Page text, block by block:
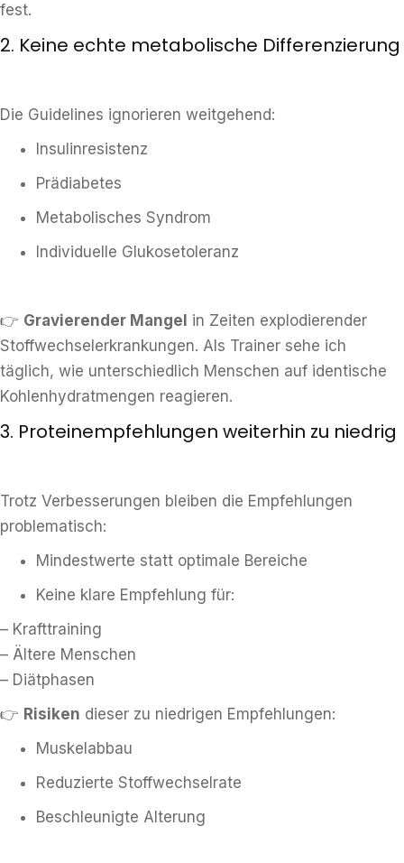
fest.
2. Keine echte metabolische Differenzierung
Die Guidelines ignorieren weitgehend:
Insulinresistenz
Prädiabetes
Metabolisches Syndrom
Individuelle Glukosetoleranz
👉 Gravierender Mangel in Zeiten explodierender
Stoffwechselerkrankungen. Als Trainer sehe ich
täglich, wie unterschiedlich Menschen auf identische
Kohlenhydratmengen reagieren.
3. Proteinempfehlungen weiterhin zu niedrig
Trotz Verbesserungen bleiben die Empfehlungen
problematisch:
Mindestwerte statt optimale Bereiche
Keine klare Empfehlung für:
– Krafttraining
– Ältere Menschen
– Diätphasen
👉 Risiken dieser zu niedrigen Empfehlungen:
Muskelabbau
Reduzierte Stoffwechselrate
Beschleunigte Alterung